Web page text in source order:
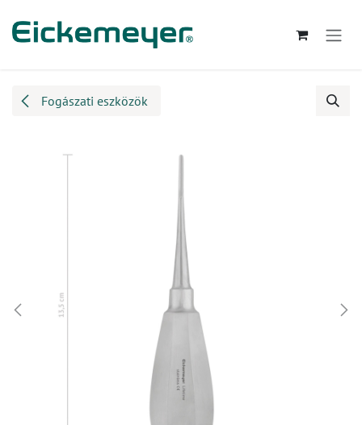
Fogászati eszközök